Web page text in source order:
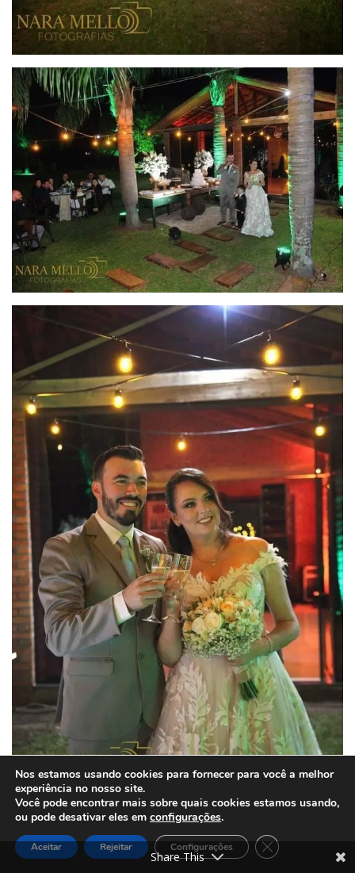
Nos estamos usando cookies para fornecer para você a melhor
experiência no nosso site.
Você pode encontrar mais sobre quais cookies estamos usando,
ou pode desativar eles em configurações.
Aceitar Rejeitar Configurações
Close GDPR
Share This